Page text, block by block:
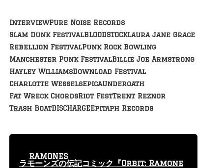
InterviewPure Noise Records
Slam Dunk FestivalBLOODSTOCKLaura Jane Grace
Rebellion FestivalPunk Rock Bowling
Manchester Punk FestivalBillie Joe Armstrong
Hayley WilliamsDownload Festival
Charlotte WesselsEpicaUnderoath
Fat Wreck ChordsRiot FestTrent Reznor
Trash BoatDISCHARGEEpitaph Records
ラモーンズの伝記コミック『Orbit: Ramone
RAMONES